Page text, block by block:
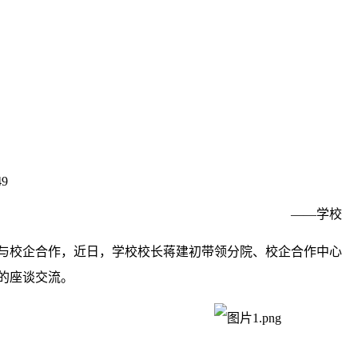
——学校
校企合作，近日，学校校长蒋建初带领分院、校企合作中
座谈交流。